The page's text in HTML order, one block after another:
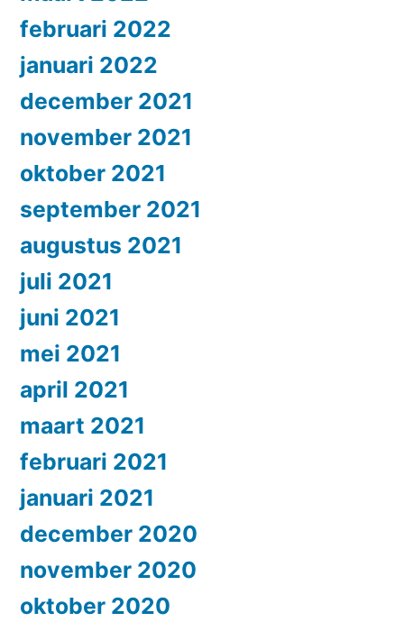
februari 2022
januari 2022
december 2021
november 2021
oktober 2021
september 2021
augustus 2021
juli 2021
juni 2021
mei 2021
april 2021
maart 2021
februari 2021
januari 2021
december 2020
november 2020
oktober 2020